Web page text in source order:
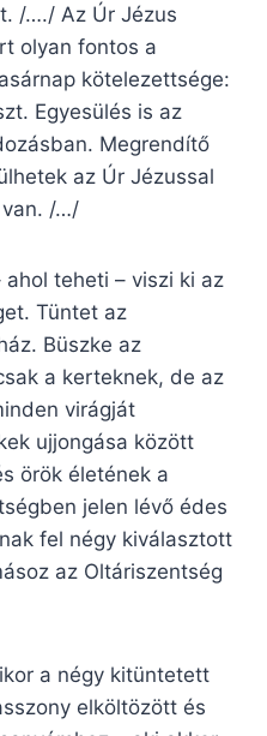
/…./ Az Úr Jézus
olyan fontos a
kötelezettsége:
Egyesülés is az
Megrendítő
az Úr Jézussal
van. /…/
ahol teheti – viszi ki az
Tüntet az
Büszke az
a kerteknek, de az
virágját
ujjongása között
örök életének a
jelen lévő édes
fel négy kiválasztott
az Oltáriszentség
a négy kitüntetett
elköltözött és